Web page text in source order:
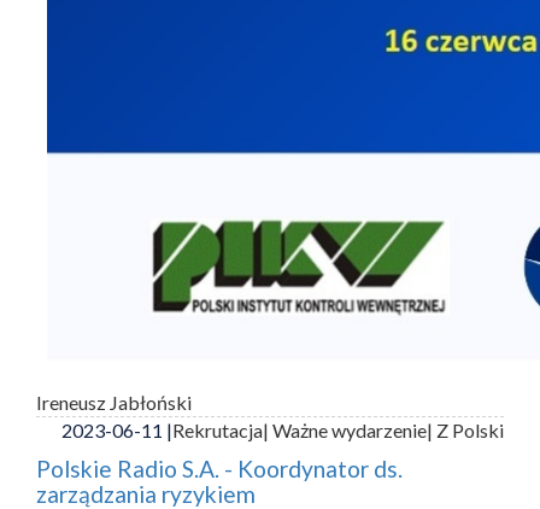
Ireneusz Jabłoński
2023-06-11 |Rekrutacja| Ważne wydarzenie| Z Polski
Polskie Radio S.A. - Koordynator ds.
zarządzania ryzykiem